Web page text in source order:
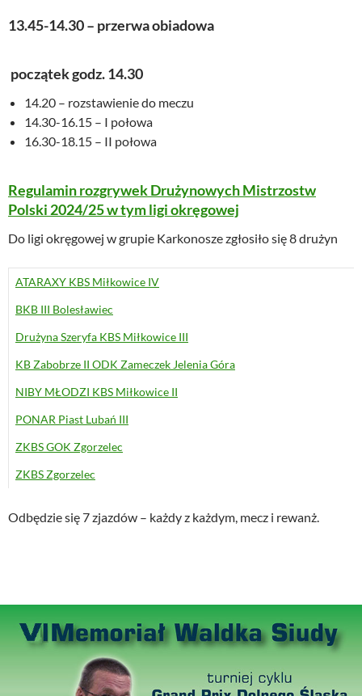
13.45-14.30 – przerwa obiadowa
początek godz. 14.30
14.20 – rozstawienie do meczu
14.30-16.15 – I połowa
16.30-18.15 – II połowa
Regulamin rozgrywek Drużynowych Mistrzostw
Polski 2024/25 w tym ligi okręgowej
Do ligi okręgowej w grupie Karkonosze zgłosiło się 8 drużyn
ATARAXY KBS Miłkowice IV
BKB III Bolesławiec
Drużyna Szeryfa KBS Miłkowice III
KB Zabobrze II ODK Zameczek Jelenia Góra
NIBY MŁODZI KBS Miłkowice II
PONAR Piast Lubań III
ZKBS GOK Zgorzelec
ZKBS Zgorzelec
Odbędzie się 7 zjazdów – każdy z każdym, mecz i rewanż.